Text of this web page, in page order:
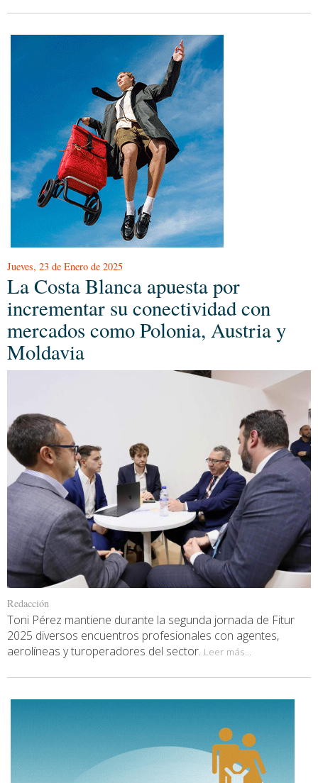
Jueves, 23 de Enero de 2025
La Costa Blanca apuesta por
incrementar su conectividad con
mercados como Polonia, Austria y
Moldavia
Redacción
Toni Pérez mantiene durante la segunda jornada de Fitur
2025 diversos encuentros profesionales con agentes,
aerolíneas y turoperadores del sector. Leer más...